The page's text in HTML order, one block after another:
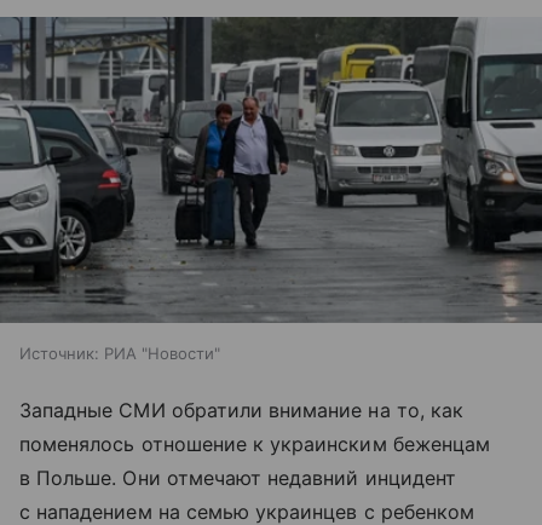
Источник: РИА "Новости"
Западные СМИ обратили внимание на то, как
поменялось отношение к украинским беженцам
в Польше. Они отмечают недавний инцидент
с нападением на семью украинцев с ребенком